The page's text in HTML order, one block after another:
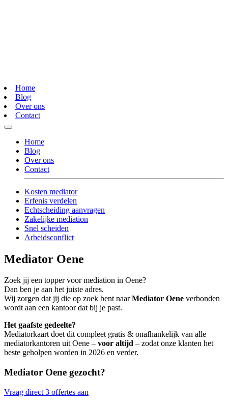
Home
Blog
Over ons
Contact
Home
Blog
Over ons
Contact
Kosten mediator
Erfenis verdelen
Echtscheiding aanvragen
Zakelijke mediation
Snel scheiden
Arbeidsconflict
Mediator Oene
Zoek jij een topper voor mediation in Oene?
Dan ben je aan het juiste adres.
Wij zorgen dat jij die op zoek bent naarMediator Oene verbonden
wordt aan een kantoor dat bij je past.
Het gaafste gedeelte?
Mediatorkaart doet dit compleet gratis & onafhankelijk van alle
mediatorkantoren uit Oene – voor altijd – zodat onze klanten het
beste geholpen worden in 2026 en verder.
Mediator Oene gezocht?
Vraag direct 3 offertes aan